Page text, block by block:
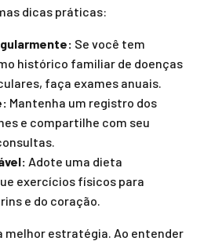
dicas práticas:
Se você tem
histórico familiar de doenças
faça exames anuais.
Mantenha um registro dos
e compartilhe com seu
Adote uma dieta
exercícios físicos para
e do coração.
melhor estratégia. Ao entender